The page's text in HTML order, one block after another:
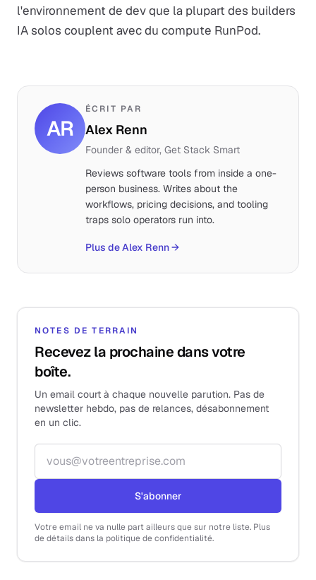
l'environnement de dev que la plupart des builders
IA solos couplent avec du compute RunPod.
AR
ÉCRIT PAR
Alex Renn
Founder & editor, Get Stack Smart
Reviews software tools from inside a one-
person business. Writes about the
workflows, pricing decisions, and tooling
traps solo operators run into.
Plus de Alex Renn→
NOTES DE TERRAIN
Recevez la prochaine dans votre
boîte.
Un email court à chaque nouvelle parution. Pas de
newsletter hebdo, pas de relances, désabonnement
en un clic.
Adresse email
S'abonner
Votre email ne va nulle part ailleurs que sur notre liste. Plus
de détails dans la politique de confidentialité.